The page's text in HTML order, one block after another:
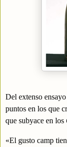
Del extenso
puntos en los que
que subyace en los
«El gusto camp